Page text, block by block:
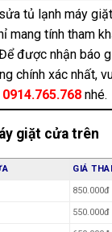
chống cháy,
5.000đ
40.000đ
30.000đ
30.000đ
25.000đ
trực tiếp
kg
kg
250.000đ
300.000đ
150.000đ
10.000đ
tủ lạnh máy
mang tính tham
được nhận báo
chính xác nhất,
0914.765.768 nhé.
giặt cửa trên
GIÁ